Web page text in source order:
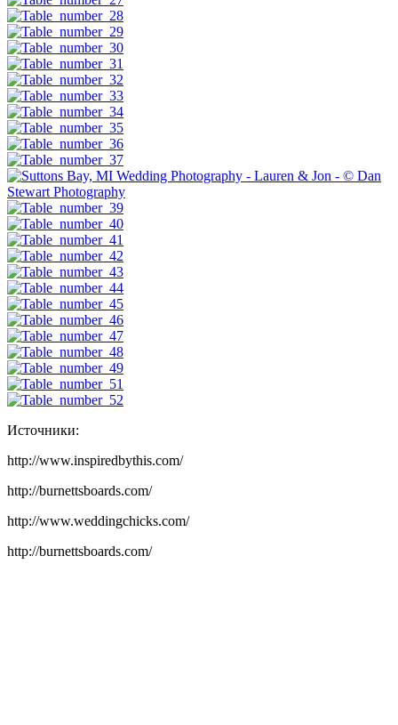
Источники:
http://www.inspiredbythis.com/
http://burnettsboards.com/
http://www.weddingchicks.com/
http://burnettsboards.com/